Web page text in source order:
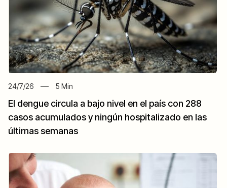
24/7/26 5 Min
El dengue circula a bajo nivel en el país con 288
casos acumulados y ningún hospitalizado en las
últimas semanas